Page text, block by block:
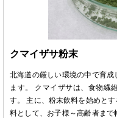
クマイザサ粉末
北海道の厳しい環境の中で育
ます。 クマイザサは、食物繊
す。 主に、粉末飲料を始めと
料として、お子様～高齢者まで